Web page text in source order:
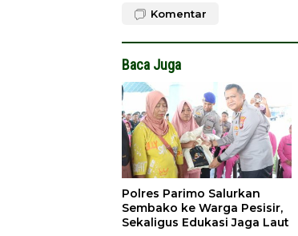
Komentar
Baca Juga
Polres Parimo Salurkan
Sembako ke Warga Pesisir,
Sekaligus Edukasi Jaga Laut